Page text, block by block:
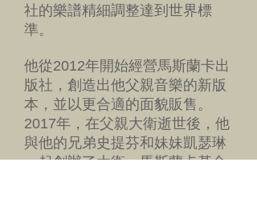
社的樂譜精細調整達到世界標
準。
他從2012年開始經營馬斯蘭卡出
版社，創造出他父親音樂的新版
本，並以更合適的面貌販售。
2017年，在父親大衛逝世後，他
與他的兄弟史提芬和妹妹凱瑟琳
一起創辦了大衛．馬斯蘭卡基金